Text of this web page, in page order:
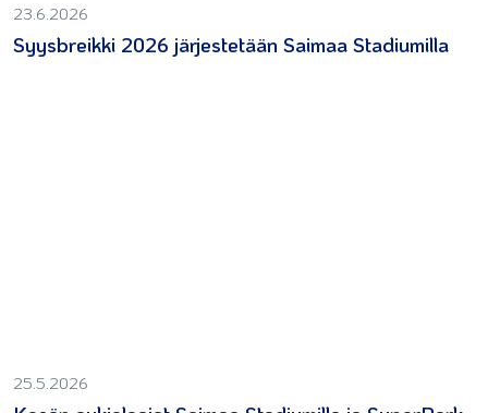
23.6.2026
Syysbreikki 2026 järjestetään Saimaa Stadiumilla
25.5.2026